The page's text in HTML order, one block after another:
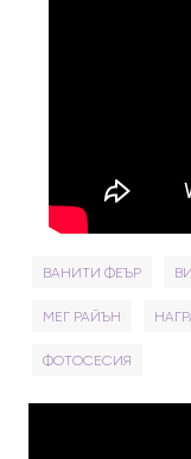
ВАНИТИ ФЕЪР
МЕГ РАЙЪН
ФОТОСЕСИЯ